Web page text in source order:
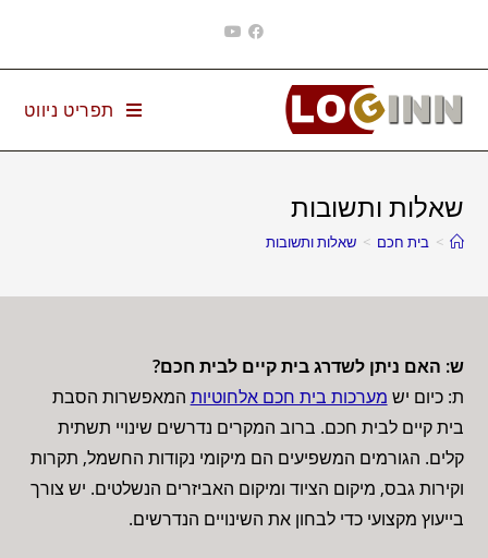
content
תפריט ניווט
שאלות ותשובות
> בית חכם > שאלות ותשובות
ש: האם ניתן לשדרג בית קיים לבית חכם?
ת: כיום יש מערכות בית חכם אלחוטיות המאפשרות הסבת
בית קיים לבית חכם. ברוב המקרים נדרשים שינויי תשתית
קלים. הגורמים המשפיעים הם מיקומי נקודות החשמל, תקרות
וקירות גבס, מיקום הציוד ומיקום האביזרים הנשלטים. יש צורך
בייעוץ מקצועי כדי לבחון את השינויים הנדרשים.